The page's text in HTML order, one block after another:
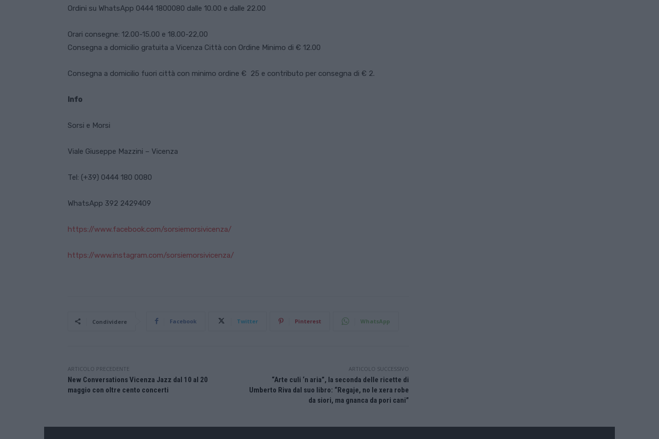
Ordini su WhatsApp 0444 1800080 dalle 10.00 e dalle 22.00
Orari consegne: 12.00-15.00 e 18.00-22,00
Consegna a domicilio gratuita a Vicenza Città con Ordine Minimo di € 12.00
Consegna a domicilio fuori città con minimo ordine € 25 e contributo per consegna di € 2.
Info
Sorsi e Morsi
Viale Giuseppe Mazzini – Vicenza
Tel: (+39) 0444 180 0080
WhatsApp 392 2429409
https://www.facebook.com/sorsiemorsivicenza/
https://www.instagram.com/sorsiemorsivicenza/
Condividere Facebook Twitter Pinterest WhatsApp
ARTICOLO PRECEDENTE
New Conversations Vicenza Jazz dal 10 al 20
maggio con oltre cento concerti
ARTICOLO SUCCESSIVO
“Arte culi ‘n aria”, la seconda delle ricette di
Umberto Riva dal suo libro: “Regaje, no le xera robe
da siori, ma gnanca da pori cani”